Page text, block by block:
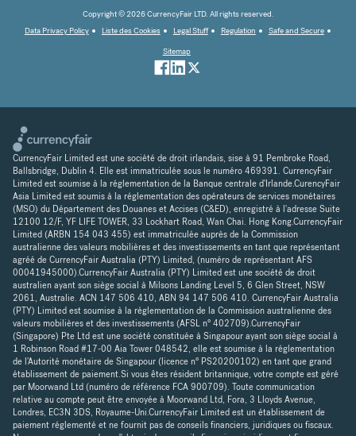
Copyright © 2026 CurrencyFair LTD. All rights reserved.
Data Privacy Policy
Liste des Cookies Legal Stuff Regulation
Safe and Secure
Sitemap
CurrencyFair Limited est une société de droit irlandais, sise à 91 Pembroke Road,
Ballsbridge, Dublin 4. Elle est immatriculée sous le numéro 469391. CurrencyFair
Limited est soumise à la réglementation de la Banque centrale d'Irlande.CurencyFair
Asia Limited est soumis à la réglementation des opérateurs de services monétaires
(MSO) du Département des Douanes et Accises (C&ED), enregistré à l'adresse Suite
12100 12/F, YF LIFE TOWER, 33 Lockhart Road, Wan Chai. Hong Kong.CurrencyFair
Limited (ARBN 154 043 455) est immatriculée auprès de la Commission
australienne des valeurs mobilières et des investissements en tant que représentant
agréé de CurrencyFair Australia (PTY) Limited, (numéro de représentant AFS
00041945000).CurrencyFair Australia (PTY) Limited est une société de droit
australien ayant son siège social à Milsons Landing Level 5, 6 Glen Street, NSW
2061, Australie. ACN 147 506 410, ABN 94 147 506 410. CurrencyFair Australia
(PTY) Limited est soumise à la réglementation de la Commission australienne des
valeurs mobilières et des investissements (AFSL n° 402709).CurrencyFair
(Singapore) Pte Ltd est une société constituée à Singapour ayant son siège social à
1 Robinson Road #17-00 Aia Tower 048542, elle est soumise à la réglementation
de l'Autorité monétaire de Singapour (licence n° PS20200102) en tant que grand
établissement de paiement.Si vous êtes résident britannique, votre compte est géré
par Moorwand Ltd (numéro de référence FCA 900709). Toute communication
relative au compte peut être envoyée à Moorwand Ltd, Fora, 3 Lloyds Avenue,
Londres, EC3N 3DS, Royaume-Uni.CurrencyFair Limited est un établissement de
paiement réglementé et ne fournit pas de conseils financiers, juridiques ou fiscaux.